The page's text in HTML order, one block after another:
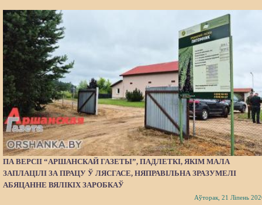
ПА ВЕРСІІ “АРШАНСКАЙ ГАЗЕТЫ”, ПАДЛЕТКІ, ЯКІМ МАЛА
ЗАПЛАЦІЛІ ЗА ПРАЦУ Ў ЛЯСГАСЕ, НЯПРАВІЛЬНА ЗРАЗУМЕЛІ
АБЯЦАННЕ ВЯЛІКІХ ЗАРОБКАЎ
Аўторак, 21 Ліпень